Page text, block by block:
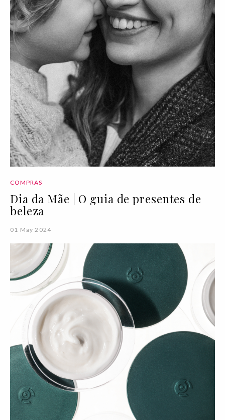
COMPRAS
Dia da Mãe | O guia de presentes de
beleza
01 May 2024